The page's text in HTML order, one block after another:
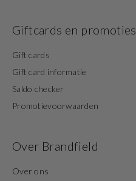
Giftcards en promoties
Gift cards
Gift card informatie
Saldo checker
Promotievoorwaarden
Over Brandfield
Over ons